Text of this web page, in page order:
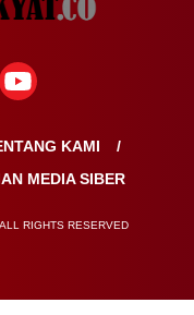
KAMI
MEDIA SIBER
RIGHTS RESERVED